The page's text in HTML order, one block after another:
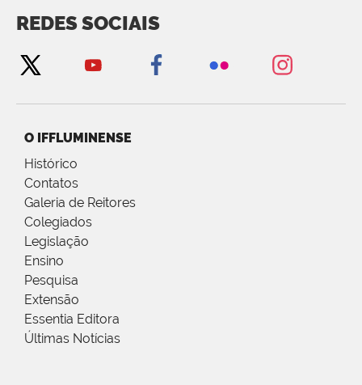
REDES SOCIAIS
O IFFLUMINENSE
Histórico
Contatos
Galeria de Reitores
Colegiados
Legislação
Ensino
Pesquisa
Extensão
Essentia Editora
Últimas Notícias